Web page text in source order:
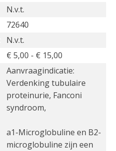
N.v.t.
72640
N.v.t.
€ 5,00 - € 15,00
Aanvraagindicatie:
Verdenking tubulaire
proteinurie, Fanconi
syndroom,
a1-Microglobuline en B2-
microglobuline zijn een